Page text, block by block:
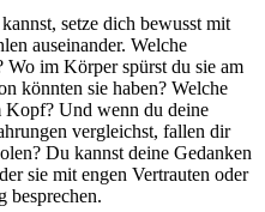
setze dich bewusst mit
auseinander. Welche
im Körper spürst du sie am
könnten sie haben? Welche
Kopf? Und wenn du deine
vergleichst, fallen dir
Du kannst deine Gedanken
sie mit engen Vertrauten oder
besprechen.